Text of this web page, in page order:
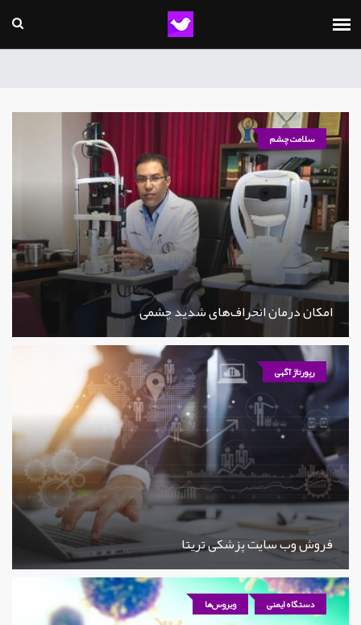
سلامت چشم
امکان درمان انحراف‌های شدید چشمی
رپورتاژ آگهی
فروش وب سایت پزشکی تریتا
دستگاه ایمنی ویروس‌ها